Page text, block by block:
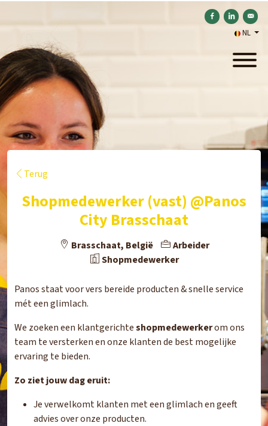
Delen op Facebook
Delen op
NL
Terug
Shopmedewerker (vast) @Panos
City Brasschaat
Brasschaat, België
Arbeider
Shopmedewerker
Panos staat voor vers bereide producten & snelle service
mét een glimlach.
We zoeken een klantgerichteshopmedewerkerom ons
team te versterken en onze klanten de best mogelijke
ervaring te bieden.
Zo ziet jouw dag eruit:
Je verwelkomt klanten met een glimlach en geeft
advies over onze producten.